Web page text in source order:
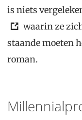
is niets
waarin ze
staande moeten
roman.